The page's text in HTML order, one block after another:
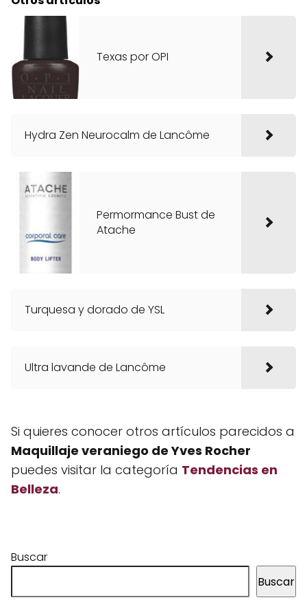
Texas por OPI
Hydra Zen Neurocalm de Lancôme
Permormance Bust de
Atache
Turquesa y dorado de YSL
Ultra lavande de Lancôme
Si quieres conocer otros artículos parecidos a
Maquillaje veraniego de Yves Rocher
puedes visitar la categoría Tendencias en
Belleza.
Buscar
Buscar